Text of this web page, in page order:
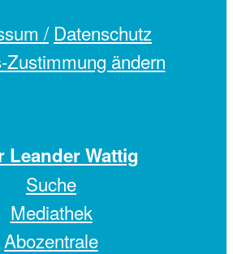
/ Datenschutz
Zustimmung ändern
Leander Wattig
Suche
Mediathek
Abozentrale